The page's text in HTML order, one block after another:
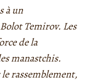
à un
Temirov. Les
de la
manastchis.
rassemblement,